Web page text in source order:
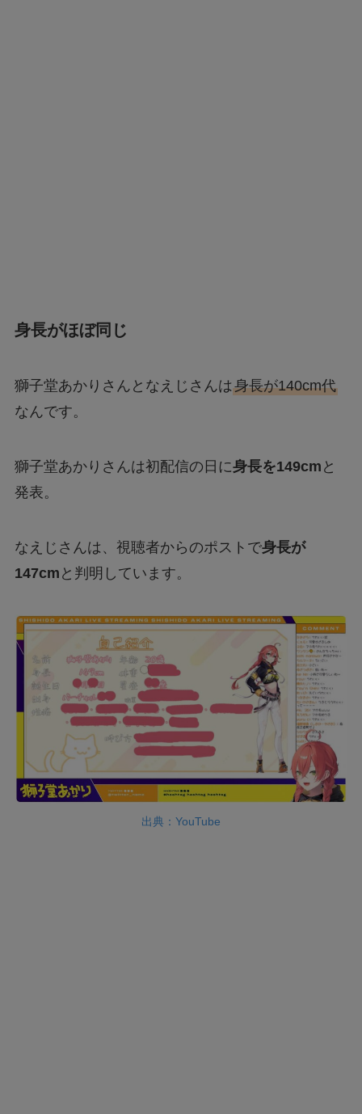
身長がほぼ同じ
獅子堂あかりさんとなえじさんは身長が140cm代
なんです。
獅子堂あかりさんは初配信の日に身長を149cm と
発表。
なえじさんは、視聴者からのポストで身長が
147cm と判明しています。
出典：YouTube